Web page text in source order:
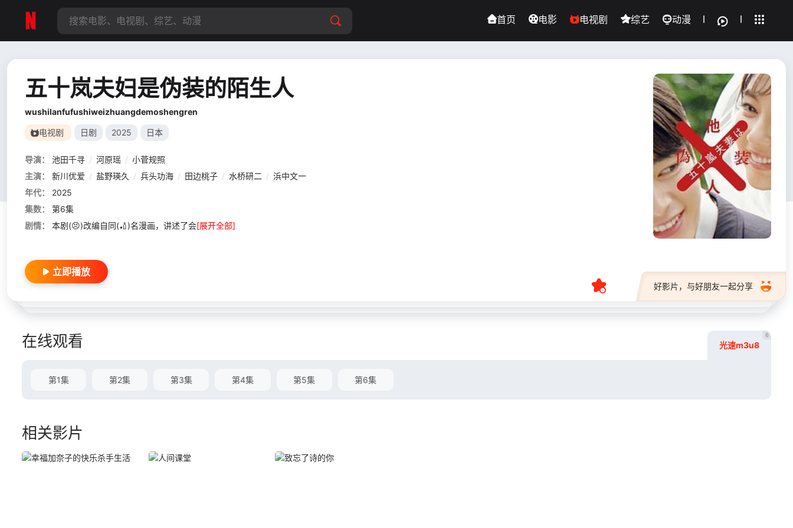
首页 电影 电视剧 综艺 动漫全部影片
五十岚夫妇是伪装的陌生人
wushilanfufushiweizhuangdemoshengren
电视剧 日剧 2025 日本
导演： 池田千寻 / 河原瑶 / 小菅规照
主演：
新川优爱 / 盐野瑛久 / 兵头功海 / 田边桃子 / 水桥研二 / 浜中文一
年代：
2025
集数：
第6集
剧情：
本剧(😣)改编自同(🏏)名漫画，讲述了会[展开全部]
好影片，与好朋友一起分享
立即播放
在线观看 光速m3u8
6
第1集 第2集 第3集 第4集 第5集 第6集
相关影片